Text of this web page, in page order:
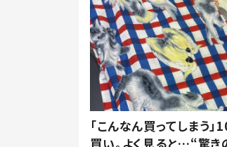
「こんなん買ってしまう
買い。よく見ると…“驚き